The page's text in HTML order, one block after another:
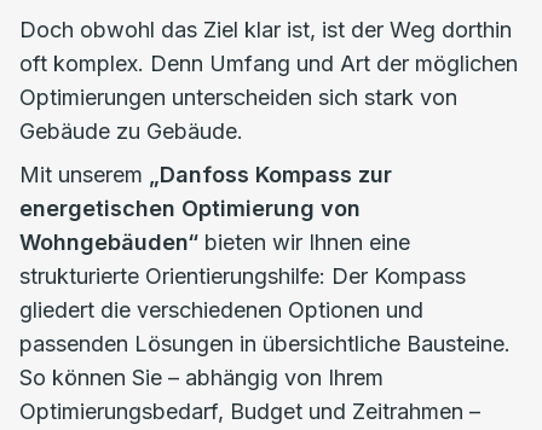
Doch obwohl das Ziel klar ist, ist der Weg dorthin
oft komplex. Denn Umfang und Art der möglichen
Optimierungen unterscheiden sich stark von
Gebäude zu Gebäude.
Mit unserem
„Danfoss Kompass zur
energetischen Optimierung von
Wohngebäuden“ bieten wir Ihnen eine
strukturierte Orientierungshilfe: Der Kompass
gliedert die verschiedenen Optionen und
passenden Lösungen in übersichtliche Bausteine.
So können Sie – abhängig von Ihrem
Optimierungsbedarf, Budget und Zeitrahmen –